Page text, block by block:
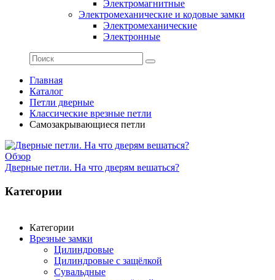
Электромагнитные
Электромеханические и кодовые замки
Электромеханические
Электронные
Главная
Каталог
Петли дверные
Классические врезные петли
Самозакрывающиеся петли
Обзор
Дверные петли. На что дверям вешаться?
Категории
Категории
Врезные замки
Цилиндровые
Цилиндровые с защёлкой
Сувальдные